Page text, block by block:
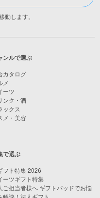
動します。
ンルで選ぶ
カタログ
メ
ーツ
ンク・酒
ックス
メ・美容
で選ぶ
フト特集 2026
ーツギフト特集
ご担当者様へ ギフトパッドでお悩
解決！法人ギフト